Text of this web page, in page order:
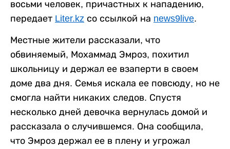
восьми человек, причастных к нападению,
передает Liter.kz со ссылкой на news9live.
Местные жители рассказали, что
обвиняемый, Мохаммад Эмроз, похитил
школьницу и держал ее взаперти в своем
доме два дня. Семья искала ее повсюду, но не
смогла найти никаких следов. Спустя
несколько дней девочка вернулась домой и
рассказала о случившемся. Она сообщила,
что Эмроз держал ее в плену и угрожал